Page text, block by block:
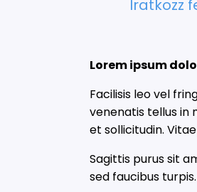
Iratkozz
Lorem ipsum
Facilisis leo vel
venenatis tellus in
et sollicitudin.
Sagittis purus sit
sed faucibus turpis.